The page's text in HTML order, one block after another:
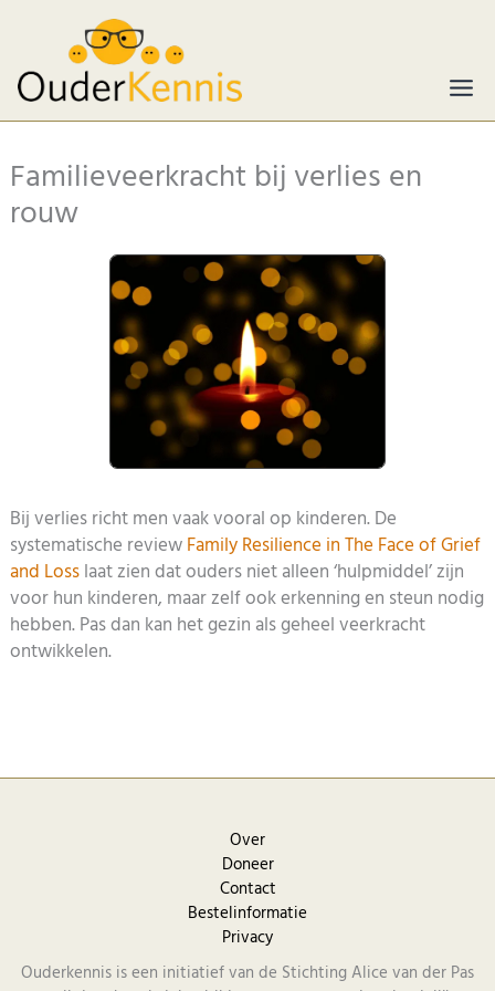
inhoud
Familieveerkracht bij verlies en
rouw
Bij verlies richt men vaak vooral op kinderen. De
systematische reviewFamily Resilience in The Face of Grief
and Losslaat zien dat ouders niet alleen ‘hulpmiddel’ zijn
voor hun kinderen, maar zelf ook erkenning en steun nodig
hebben. Pas dan kan het gezin als geheel veerkracht
ontwikkelen.
Over
Doneer
Contact
Bestelinformatie
Privacy
Ouderkennis is een initiatief van de Stichting Alice van der Pas